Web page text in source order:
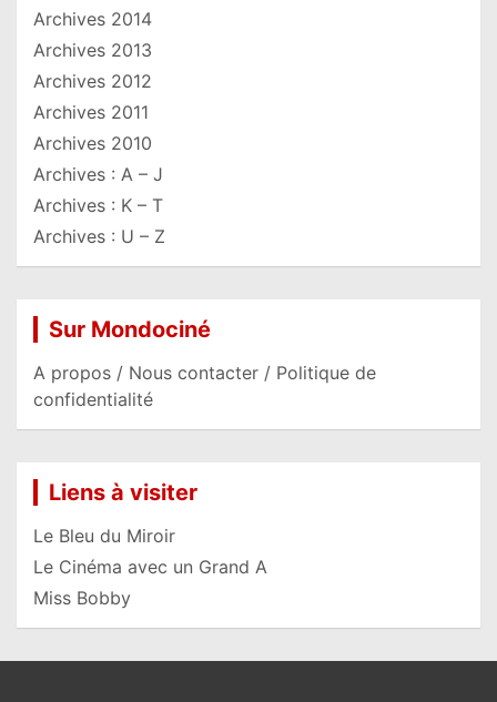
Archives 2014
Archives 2013
Archives 2012
Archives 2011
Archives 2010
Archives : A – J
Archives : K – T
Archives : U – Z
Sur Mondociné
A propos / Nous contacter / Politique de
confidentialité
Liens à visiter
Le Bleu du Miroir
Le Cinéma avec un Grand A
Miss Bobby